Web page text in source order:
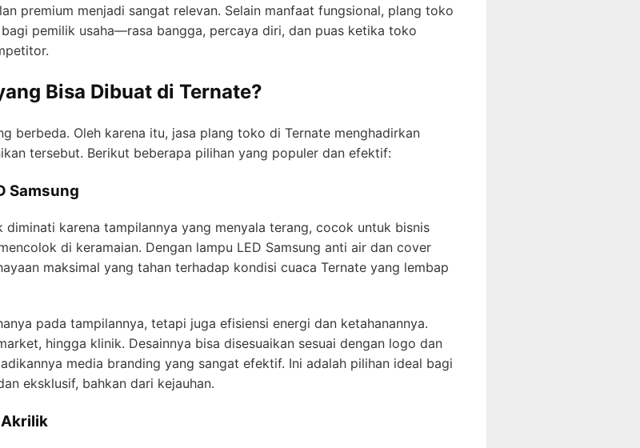
premium menjadi sangat relevan. Selain manfaat fungsional, plang toko
pemilik usaha—rasa bangga, percaya diri, dan puas ketika toko
Bisa Dibuat di Ternate?
berbeda. Oleh karena itu, jasa plang toko di Ternate menghadirkan
tersebut. Berikut beberapa pilihan yang populer dan efektif:
Samsung
karena tampilannya yang menyala terang, cocok untuk bisnis
di keramaian. Dengan lampu LED Samsung anti air dan cover
maksimal yang tahan terhadap kondisi cuaca Ternate yang lembap
pada tampilannya, tetapi juga efisiensi energi dan ketahanannya.
hingga klinik. Desainnya bisa disesuaikan sesuai dengan logo dan
media branding yang sangat efektif. Ini adalah pilihan ideal bagi
eksklusif, bahkan dari kejauhan.
Akrilik